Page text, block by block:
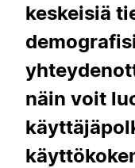
keskeisiä
näin voit